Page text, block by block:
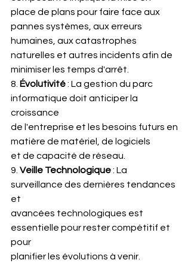
place de plans pour faire face aux
pannes systèmes, aux erreurs
humaines, aux catastrophes
naturelles et autres incidents afin de
minimiser les temps d'arrêt.
8. Évolutivité : La gestion du parc
informatique doit anticiper la
croissance
de l'entreprise et les besoins futurs en
matière de matériel, de logiciels
et de capacité de réseau.
9. Veille Technologique : La
surveillance des dernières tendances
et
avancées technologiques est
essentielle pour rester compétitif et
pour
planifier les évolutions à venir.